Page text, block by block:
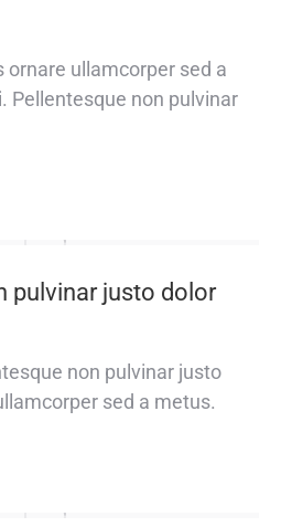
ornare ullamcorper sed a
Pellentesque non pulvinar
pulvinar justo dolor
non pulvinar justo
sed a metus.